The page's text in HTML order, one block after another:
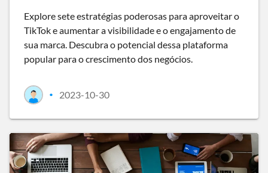
Explore sete estratégias poderosas para aproveitar o
TikTok e aumentar a visibilidade e o engajamento de
sua marca. Descubra o potencial dessa plataforma
popular para o crescimento dos negócios.
• 2023-10-30